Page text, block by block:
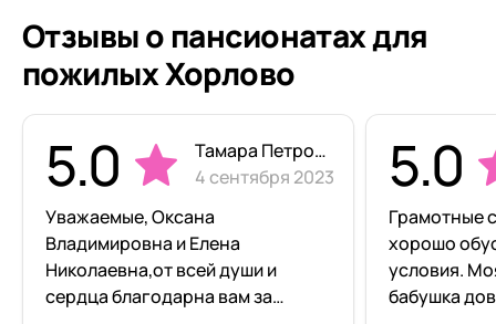
Отзывы о пансионатах для
пожилых Хорлово
5.0
Тамара Петровна Кузнецова
4 сентября 2023
Уважаемые, Оксана
Владимировна и Елена
Николаевна,от всей души и
сердца благодарна вам за
5.0
Грамотные
хорошо
условия.
бабушка